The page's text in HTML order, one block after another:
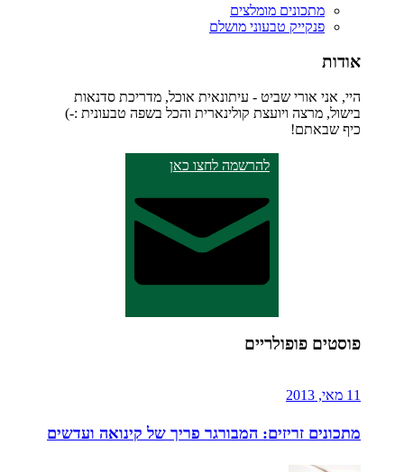
מתכונים מומלצים
פנקייק טבעוני מושלם
אודות
היי, אני אורי שביט - עיתונאית אוכל, מדריכת סדנאות
בישול, מרצה ויועצת קולינארית והכל בשפה טבעונית :-)
כיף שבאתם!
להרשמה לחצו כאן
פוסטים פופולריים
11 מאי, 2013
מתכונים זריזים: המבורגר פריך של קינואה ועדשים